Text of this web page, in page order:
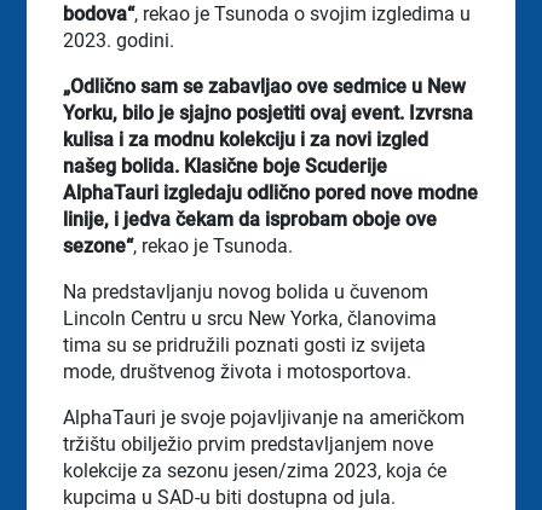
bodova“, rekao je Tsunoda o svojim izgledima u
2023. godini.
„Odlično sam se zabavljao ove sedmice u New
Yorku, bilo je sjajno posjetiti ovaj event. Izvrsna
kulisa i za modnu kolekciju i za novi izgled
našeg bolida. Klasične boje Scuderije
AlphaTauri izgledaju odlično pored nove modne
linije, i jedva čekam da isprobam oboje ove
sezone“, rekao je Tsunoda.
Na predstavljanju novog bolida u čuvenom
Lincoln Centru u srcu New Yorka, članovima
tima su se pridružili poznati gosti iz svijeta
mode, društvenog života i motosportova.
AlphaTauri je svoje pojavljivanje na američkom
tržištu obilježio prvim predstavljanjem nove
kolekcije za sezonu jesen/zima 2023, koja će
kupcima u SAD-u biti dostupna od jula.